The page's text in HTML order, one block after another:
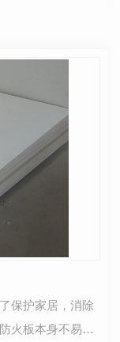
保护家居，消除
火板本身不易